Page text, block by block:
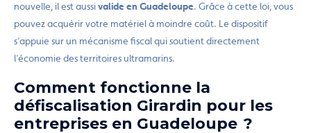
nouvelle, il est aussivalide en Guadeloupe. Grâce à cette loi, vous
pouvez acquérir votre matériel à moindre coût. Le dispositif
s’appuie sur un mécanisme fiscal qui soutient directement
l’économie des territoires ultramarins.
Comment fonctionne la
défiscalisation Girardin pour les
entreprises en Guadeloupe ?